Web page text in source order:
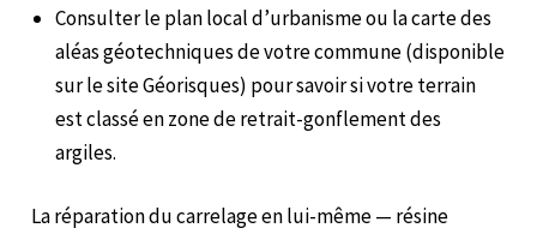
Consulter le plan local d’urbanisme ou la carte des
aléas géotechniques de votre commune (disponible
sur le site Géorisques) pour savoir si votre terrain
est classé en zone de retrait-gonflement des
argiles.
La réparation du carrelage en lui-même — résine